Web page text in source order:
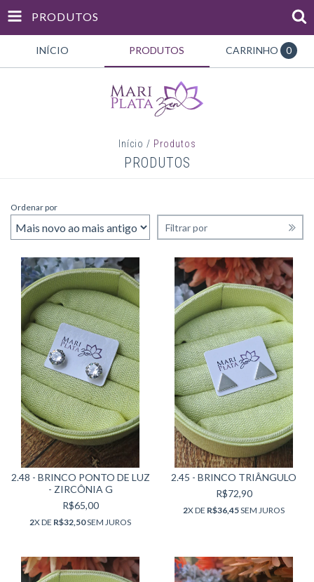
PRODUTOS
INÍCIO PRODUTOS CARRINHO 0
Início / Produtos
PRODUTOS
Ordenar por
Filtrar por
2.48 - BRINCO PONTO DE LUZ
- ZIRCÔNIA G
R$65,00
2X DE R$32,50SEM JUROS
2.45 - BRINCO TRIÂNGULO
R$72,90
2X DE R$36,45SEM JUROS